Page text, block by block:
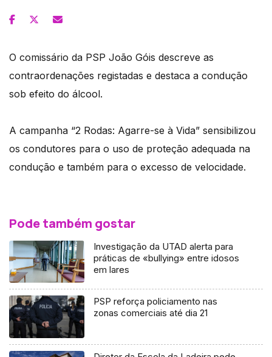
O comissário da PSP João Góis descreve as
contraordenações registadas e destaca a condução
sob efeito do álcool.
A campanha “2 Rodas: Agarre-se à Vida” sensibilizou
os condutores para o uso de proteção adequada na
condução e também para o excesso de velocidade.
Pode também gostar
Investigação da UTAD alerta para
práticas de «bullying» entre idosos
em lares
PSP reforça policiamento nas
zonas comerciais até dia 21